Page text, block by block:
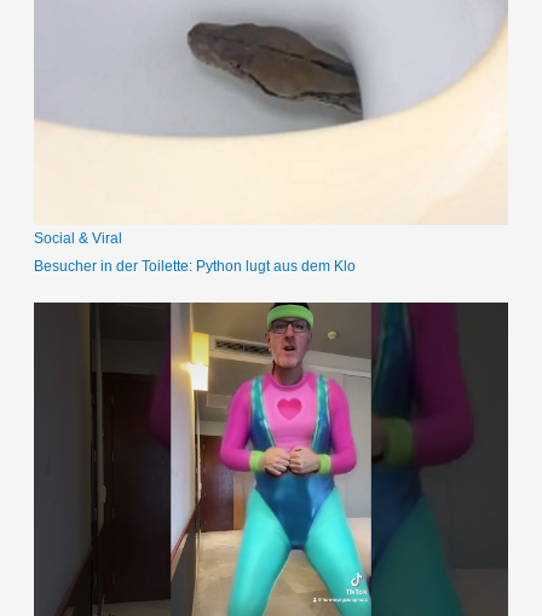
c
Social & Viral
Besucher in der Toilette: Python lugt aus dem Klo